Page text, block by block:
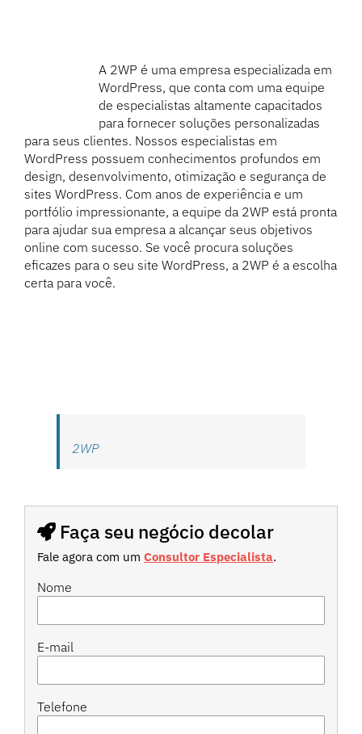
A 2WP é uma empresa especializada em
WordPress, que conta com uma equipe
de especialistas altamente capacitados
para fornecer soluções personalizadas
para seus clientes. Nossos especialistas em
WordPress possuem conhecimentos profundos em
design, desenvolvimento, otimização e segurança de
sites WordPress. Com anos de experiência e um
portfólio impressionante, a equipe da 2WP está pronta
para ajudar sua empresa a alcançar seus objetivos
online com sucesso. Se você procura soluções
eficazes para o seu site WordPress, a 2WP é a escolha
certa para você.
2WP
Faça seu negócio decolar
Fale agora com um Consultor Especialista.
Nome
E-mail
Telefone